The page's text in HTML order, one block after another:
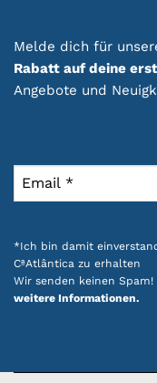
Melde dich für
Rabatt auf deine
Angebote und
*Ich bin damit
CªAtlântica zu erhalten
Wir senden keinen Spam!
weitere Informationen.